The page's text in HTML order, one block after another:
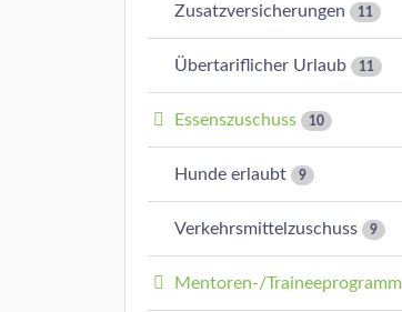
Zusatzversicherungen 11
Übertariflicher Urlaub 11
Essenszuschuss 10
Hunde erlaubt 9
Verkehrsmittelzuschuss 9
Mentoren-/Traineeprogramm